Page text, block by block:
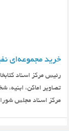
خرید مجموعه‌ای
رئیس مرکز اسناد
تصاویر اماکن‌،
مرکز اسناد مجلس